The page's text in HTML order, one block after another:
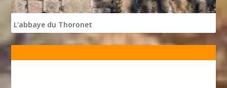
L'abbaye du Thoronet